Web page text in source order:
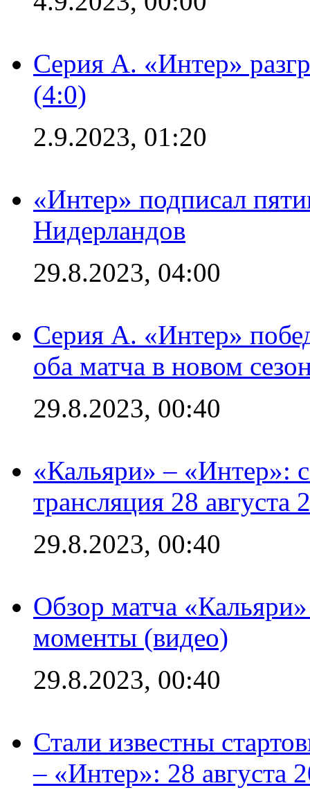
Серия А. «Интер»
(4:0)
2.9.2023, 01:20
«Интер» подписал
Нидерландов
29.8.2023, 04:00
Серия А. «Интер»
оба матча в новом
29.8.2023, 00:40
«Кальяри» – «Интер»:
трансляция 28 августа
29.8.2023, 00:40
Обзор матча
моменты (видео)
29.8.2023, 00:40
Стали известны
– «Интер»: 28 августа